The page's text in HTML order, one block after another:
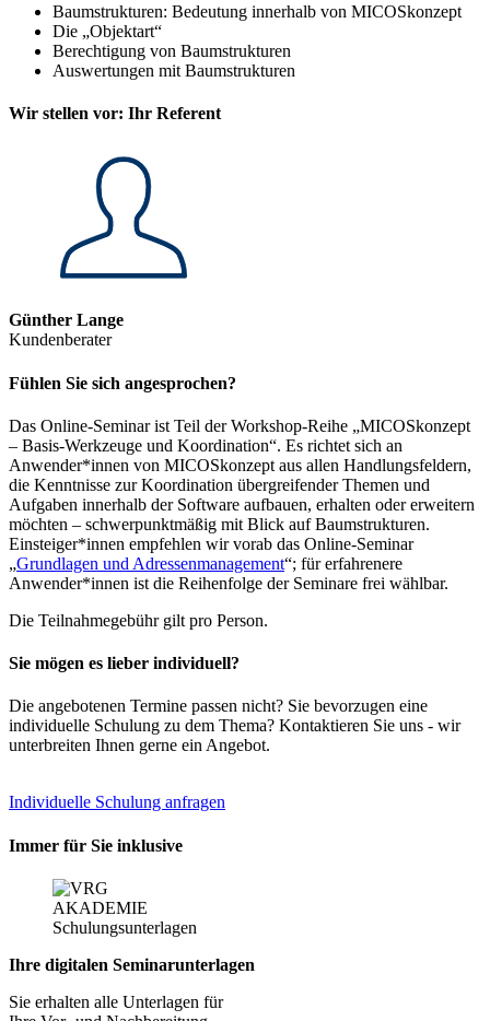
Baumstrukturen: Bedeutung innerhalb von MICOSkonzept
Die „Objektart“
Berechtigung von Baumstrukturen
Auswertungen mit Baumstrukturen
Wir stellen vor: Ihr Referent
Günther Lange
Kundenberater
Fühlen Sie sich angesprochen?
Das Online-Seminar ist Teil der Workshop-Reihe „MICOSkonzept
– Basis-Werkzeuge und Koordination“. Es richtet sich an
Anwender*innen von MICOSkonzept aus allen Handlungsfeldern,
die Kenntnisse zur Koordination übergreifender Themen und
Aufgaben innerhalb der Software aufbauen, erhalten oder erweitern
möchten – schwerpunktmäßig mit Blick auf Baumstrukturen.
Einsteiger*innen empfehlen wir vorab das Online-Seminar
„Grundlagen und Adressenmanagement“; für erfahrenere
Anwender*innen ist die Reihenfolge der Seminare frei wählbar.
Die Teilnahmegebühr gilt pro Person.
Sie mögen es lieber individuell?
Die angebotenen Termine passen nicht? Sie bevorzugen eine
individuelle Schulung zu dem Thema? Kontaktieren Sie uns - wir
unterbreiten Ihnen gerne ein Angebot.
Individuelle Schulung anfragen
Immer für Sie inklusive
Ihre digitalen Seminarunterlagen
Sie erhalten alle Unterlagen für